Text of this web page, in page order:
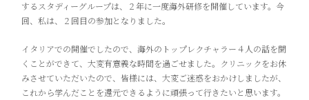
するスタディーグループは、２年に一度海外研修を開催しています。今
回、私は、２回目の参加となりました。
イタリアでの開催でしたので、海外のトップレクチャラー４人の話を聞
くことができて、大変有意義な時間を過ごせました。クリニックをお休
みさせていただいたので、皆様には、大変ご迷惑をおかけしましたが、
これから学んだことを還元できるように頑張って行きたいと思います。